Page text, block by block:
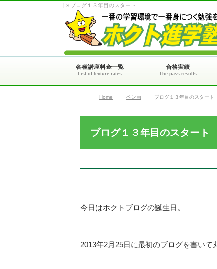
» ブログ１３年目のスタート
各種講座料金一覧
List of lecture rates
合格実績
The pass results
Home ペン画 ブログ１３年目のスタート
ブログ１３年目のスタート
今日はホクトブログの誕生日。
2013年2月25日に最初のブログを書いて